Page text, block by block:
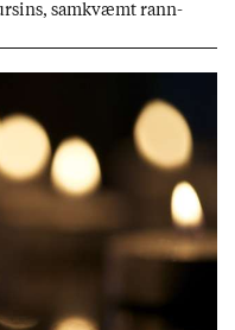
sam­kvæmt rann­